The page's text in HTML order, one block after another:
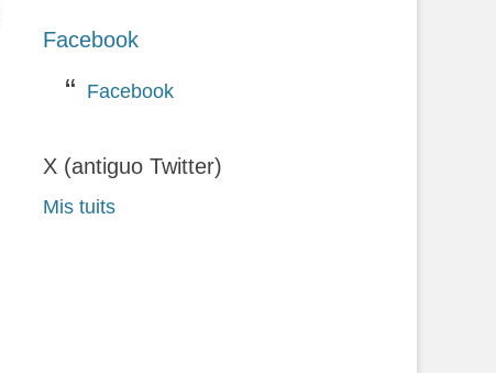
Facebook
Facebook
X (antiguo Twitter)
Mis tuits